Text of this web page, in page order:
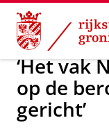
Skip
Content
Skip
Navigation
‘Het vak
op de
gericht’